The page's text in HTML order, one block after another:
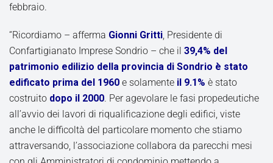
febbraio.
“Ricordiamo – afferma Gionni Gritti, Presidente di
Confartigianato Imprese Sondrio – che il 39,4% del
patrimonio edilizio della provincia di Sondrio è stato
edificato prima del 1960 e solamente il 9.1% è stato
costruito dopo il 2000. Per agevolare le fasi propedeutiche
all’avvio dei lavori di riqualificazione degli edifici, viste
anche le difficoltà del particolare momento che stiamo
attraversando, l’associazione collabora da parecchi mesi